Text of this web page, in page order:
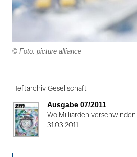
© Foto: picture alliance
1
von
2
Heftarchiv Gesellschaft
Ausgabe 07/2011
Wo Milliarden verschwinden
31.03.2011